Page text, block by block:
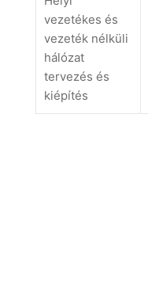
vezetékes és
vezeték nélküli
hálózat
tervezés és
kiépítés